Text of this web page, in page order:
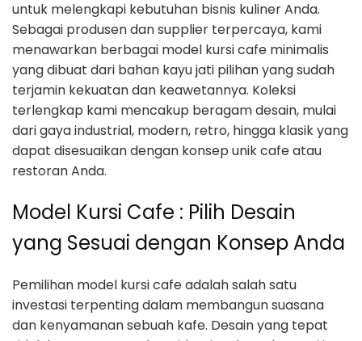
untuk melengkapi kebutuhan bisnis kuliner Anda.
Sebagai produsen dan supplier terpercaya, kami
menawarkan berbagai model kursi cafe minimalis
yang dibuat dari bahan kayu jati pilihan yang sudah
terjamin kekuatan dan keawetannya. Koleksi
terlengkap kami mencakup beragam desain, mulai
dari gaya industrial, modern, retro, hingga klasik yang
dapat disesuaikan dengan konsep unik cafe atau
restoran Anda.
Model Kursi Cafe : Pilih Desain
yang Sesuai dengan Konsep Anda
Pemilihan model kursi cafe adalah salah satu
investasi terpenting dalam membangun suasana
dan kenyamanan sebuah kafe. Desain yang tepat